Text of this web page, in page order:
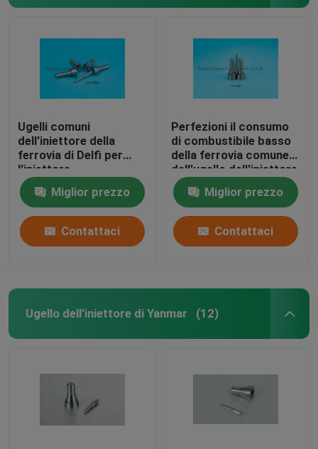
Ugelli comuni
dell'iniettore della
ferrovia di Delfi per
l'iniettore
BEBE4D08004/4D24004/4D24104
del motore diesel
Miglior prezzo
Contattaci
Perfezioni il consumo
di combustibile basso
della ferrovia comune
dell'ugello dell'iniettore
di combustibile di Delfi
di progettazione
Miglior prezzo
Contattaci
Ugello dell'iniettore di Yanmar (12)